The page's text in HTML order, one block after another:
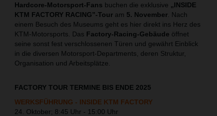
Hardcore-Motorsport-Fans buchen die exklusive „INSIDE
KTM FACTORY RACING”-Tour am 5. November . Nach
einem Besuch des Museums geht es hier direkt ins Herz des
KTM-Motorsports. Das Factory-Racing-Gebäude öffnet
seine sonst fest verschlossenen Türen und gewährt Einblick
in die diversen Motorsport-Departments, deren Struktur,
Organisation und Arbeitsplätze.
FACTORY TOUR TERMINE BIS ENDE 2025
WERKSFÜHRUNG - INSIDE KTM FACTORY
24. Oktober; 8:45 Uhr - 15:00 Uhr